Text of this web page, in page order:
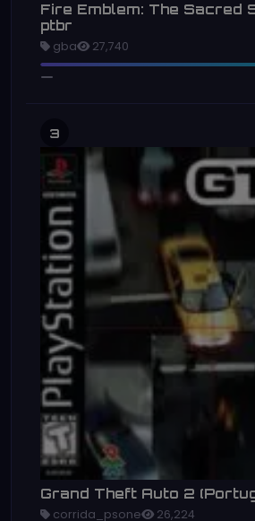
Fire Emblem: The Sacred
ptbr
gba 27,740
3
Grand Theft Auto 2
corrida_psone 26,224